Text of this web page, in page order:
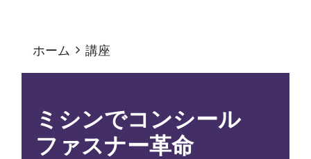
ホーム 講座
ミシンでコンシール
ファスナー革命